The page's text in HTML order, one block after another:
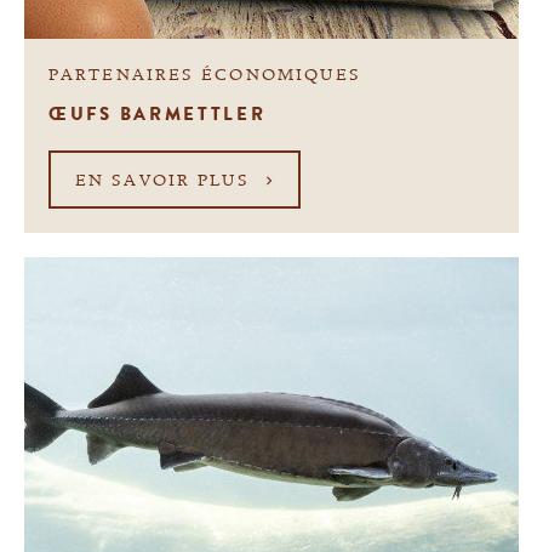
PARTENAIRES ÉCONOMIQUES
ŒUFS BARMETTLER
EN SAVOIR PLUS